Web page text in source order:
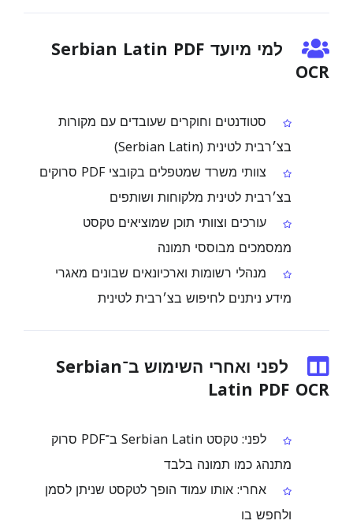
למי מיועד Serbian Latin PDF
OCR
סטודנטים וחוקרים שעובדים עם מקורות
בצ׳רבית לטינית (Serbian Latin)
צוותי משרד שמטפלים בקובצי PDF סרוקים
בצ׳רבית לטינית מלקוחות ושותפים
עורכים וצוותי תוכן שמוציאים טקסט
ממסמכים מבוססי תמונה
מנהלי רשומות וארכיונאים שבונים מאגרי
מידע ניתנים לחיפוש בצ׳רבית לטינית
לפני ואחרי השימוש ב־Serbian
Latin PDF OCR
לפני: טקסט Serbian Latin ב־PDF סרוק
מתנהג כמו תמונה בלבד
אחרי: אותו עמוד הופך לטקסט שניתן לסמן
ולחפש בו